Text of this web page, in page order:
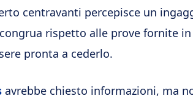
centravanti percepisce un
rispetto alle prove fornite
pronta a cederlo.
avrebbe chiesto informazioni, ma